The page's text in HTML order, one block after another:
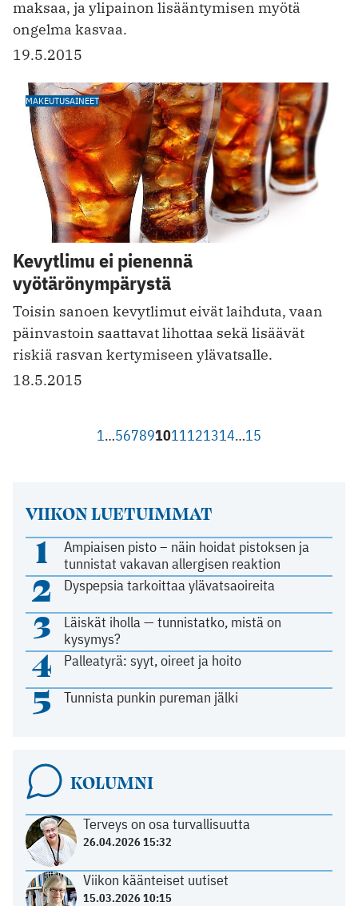
maksaa, ja ylipainon lisääntymisen myötä
ongelma kasvaa.
19.5.2015
MAKEUTUSAINEET
Kevytlimu ei pienennä
vyötärönympärystä
Toisin sanoen kevytlimut eivät laihduta, vaan
päinvastoin saattavat lihottaa sekä lisäävät
riskiä rasvan kertymiseen ylävatsalle.
18.5.2015
1…567891011121314…15
VIIKON LUETUIMMAT
1
Ampiaisen pisto – näin hoidat pistoksen ja
tunnistat vakavan allergisen reaktion
2 Dyspepsia tarkoittaa ylävatsaoireita
3
Läiskät iholla — tunnistatko, mistä on
kysymys?
4 Palleatyrä: syyt, oireet ja hoito
5 Tunnista punkin pureman jälki
KOLUMNI
Terveys on osa turvallisuutta
26.04.2026 15:32
Viikon käänteiset uutiset
15.03.2026 10:15